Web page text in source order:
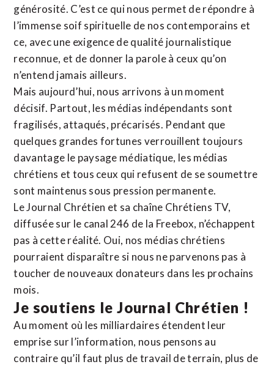
générosité. C’est ce qui nous permet de répondre à
l’immense soif spirituelle de nos contemporains et
ce, avec une exigence de qualité journalistique
reconnue, et de donner la parole à ceux qu’on
n’entend jamais ailleurs.
Mais aujourd’hui, nous arrivons à un moment
décisif. Partout, les médias indépendants sont
fragilisés, attaqués, précarisés. Pendant que
quelques grandes fortunes verrouillent toujours
davantage le paysage médiatique, les médias
chrétiens et tous ceux qui refusent de se soumettre
sont maintenus sous pression permanente.
Le Journal Chrétien et sa chaîne Chrétiens TV,
diffusée sur le canal 246 de la Freebox, n’échappent
pas à cette réalité. Oui, nos médias chrétiens
pourraient disparaître si nous ne parvenons pas à
toucher de nouveaux donateurs dans les prochains
mois.
Je soutiens le Journal Chrétien !
Au moment où les milliardaires étendent leur
emprise sur l’information, nous pensons au
contraire qu’il faut plus de travail de terrain, plus de